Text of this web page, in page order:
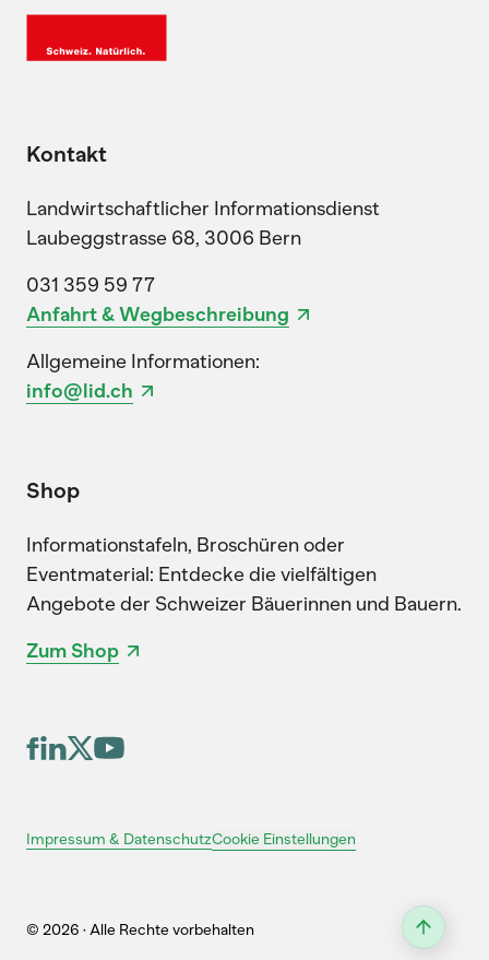
Kontakt
Landwirtschaftlicher Informationsdienst
Laubeggstrasse 68, 3006 Bern
031 359 59 77
Anfahrt & Wegbeschreibung
Allgemeine Informationen:
info@lid.ch
Shop
Informationstafeln, Broschüren oder
Eventmaterial: Entdecke die vielfältigen
Angebote der Schweizer Bäuerinnen und Bauern.
Zum Shop
Impressum & DatenschutzCookie Einstellungen
© 2026 · Alle Rechte vorbehalten